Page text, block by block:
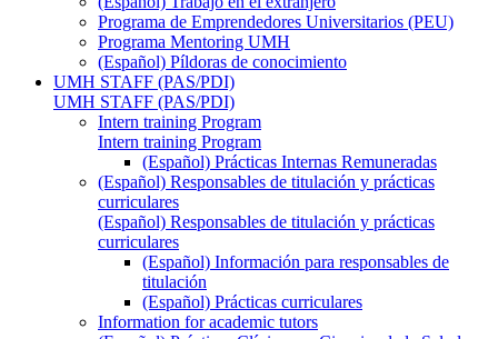
Programa de Emprendedores Universitarios (PEU)
Programa Mentoring UMH
(Español) Píldoras de conocimiento
UMH STAFF (PAS/PDI)
UMH STAFF (PAS/PDI)
Intern training Program
Intern training Program
(Español) Prácticas Internas Remuneradas
(Español) Responsables de titulación y prácticas
curriculares
(Español) Responsables de titulación y prácticas
curriculares
(Español) Información para responsables de
titulación
(Español) Prácticas curriculares
Information for academic tutors